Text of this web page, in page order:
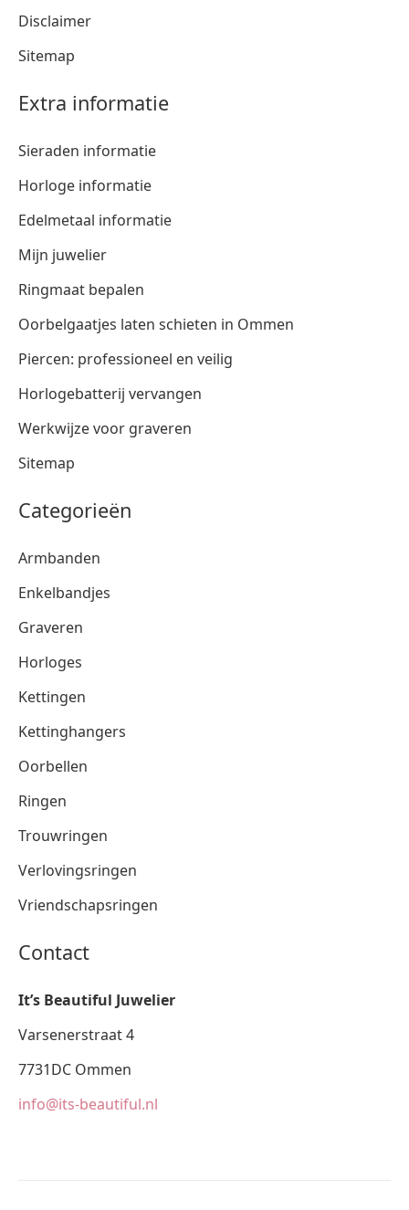
Disclaimer
Sitemap
Extra informatie
Sieraden informatie
Horloge informatie
Edelmetaal informatie
Mijn juwelier
Ringmaat bepalen
Oorbelgaatjes laten schieten in Ommen
Piercen: professioneel en veilig
Horlogebatterij vervangen
Werkwijze voor graveren
Sitemap
Categorieën
Armbanden
Enkelbandjes
Graveren
Horloges
Kettingen
Kettinghangers
Oorbellen
Ringen
Trouwringen
Verlovingsringen
Vriendschapsringen
Contact
It’s Beautiful Juwelier
Varsenerstraat 4
7731DC Ommen
info@its-beautiful.nl